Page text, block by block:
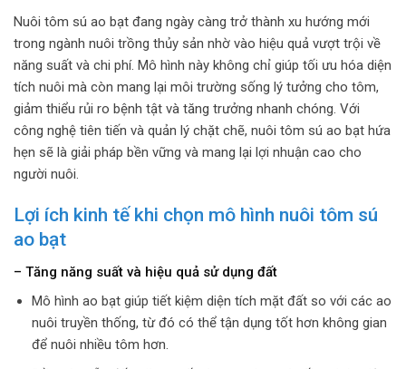
Nuôi tôm sú ao bạt đang ngày càng trở thành xu hướng mới
trong ngành nuôi trồng thủy sản nhờ vào hiệu quả vượt trội về
năng suất và chi phí. Mô hình này không chỉ giúp tối ưu hóa diện
tích nuôi mà còn mang lại môi trường sống lý tưởng cho tôm,
giảm thiểu rủi ro bệnh tật và tăng trưởng nhanh chóng. Với
công nghệ tiên tiến và quản lý chặt chẽ, nuôi tôm sú ao bạt hứa
hẹn sẽ là giải pháp bền vững và mang lại lợi nhuận cao cho
người nuôi.
Lợi ích kinh tế khi chọn mô hình nuôi tôm sú
ao bạt
– Tăng năng suất và hiệu quả sử dụng đất
Mô hình ao bạt giúp tiết kiệm diện tích mặt đất so với các ao
nuôi truyền thống, từ đó có thể tận dụng tốt hơn không gian
để nuôi nhiều tôm hơn.